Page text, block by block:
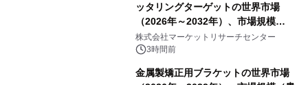
ッタリングターゲットの世界市場
（2026年～2032年）、市場規模
（0.995、0.999、その他）・分析レポ
ートを発表
株式会社マーケットリサーチセンター
3時間前
金属製矯正用ブラケットの世界市場